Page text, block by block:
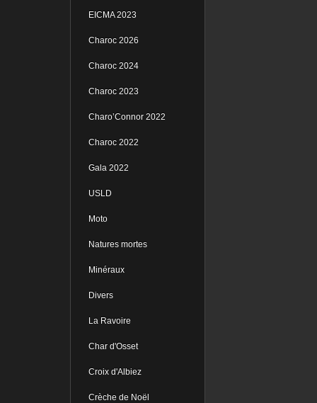
EICMA 2023
Charoc 2026
Charoc 2024
Charoc 2023
Charo’Connor 2022
Charoc 2022
Gala 2022
USLD
Moto
Natures mortes
Minéraux
Divers
La Ravoire
Char d'Osset
Croix d'Albiez
Crèche de Noël